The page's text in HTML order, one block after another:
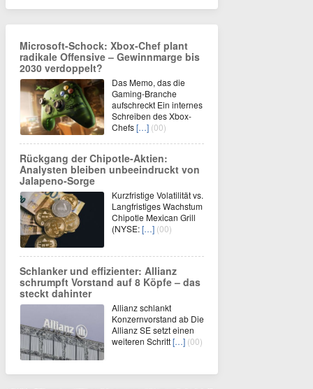
Microsoft-Schock: Xbox-Chef plant
radikale Offensive – Gewinnmarge bis
2030 verdoppelt?
Das Memo, das die
Gaming-Branche
aufschreckt Ein internes
Schreiben des Xbox-
Chefs[…] (00)
Rückgang der Chipotle-Aktien:
Analysten bleiben unbeeindruckt von
Jalapeno-Sorge
Kurzfristige Volatilität vs.
Langfristiges Wachstum
Chipotle Mexican Grill
(NYSE:[…] (00)
Schlanker und effizienter: Allianz
schrumpft Vorstand auf 8 Köpfe – das
steckt dahinter
Allianz schlankt
Konzernvorstand ab Die
Allianz SE setzt einen
weiteren Schritt[…] (00)